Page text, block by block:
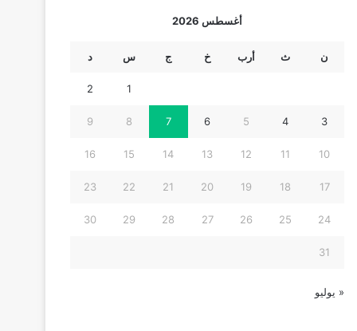
أغسطس 2026
ن ث أرب خ ج س د
1
2
3
4
5
6
7
8
9
10
11
12
13
14
15
16
17
18
19
20
21
22
23
24
25
26
27
28
29
30
31
« يوليو